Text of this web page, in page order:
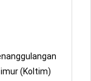
(Koltim)